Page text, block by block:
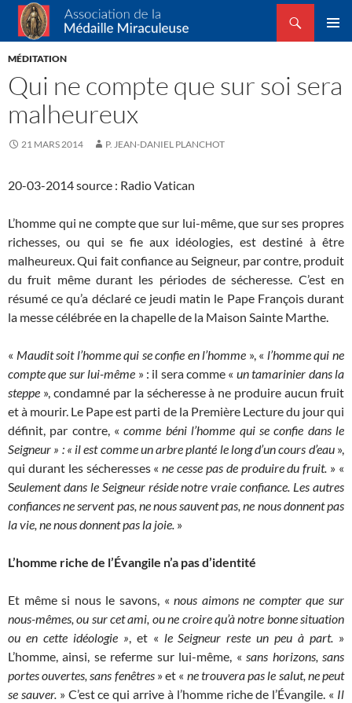
Association de la Médaille Miraculeuse
Recherche
ALLER
AU
MÉDITATION
Qui ne compte que sur soi sera
malheureux
21 MARS 2014 P. JEAN-DANIEL PLANCHOT
20-03-2014 source : Radio Vatican
L’homme qui ne compte que sur lui-même, que sur ses propres
richesses, ou qui se fie aux idéologies, est destiné à être
malheureux. Qui fait confiance au Seigneur, par contre, produit
du fruit même durant les périodes de sécheresse. C’est en
résumé ce qu’a déclaré ce jeudi matin le Pape François durant
la messe célébrée en la chapelle de la Maison Sainte Marthe.
« Maudit soit l’homme qui se confie en l’homme », « l’homme qui ne
compte que sur lui-même » : il sera comme « un tamarinier dans la
steppe », condamné par la sécheresse à ne produire aucun fruit
et à mourir. Le Pape est parti de la Première Lecture du jour qui
définit, par contre, «comme béni l’homme qui se confie dans le
Seigneur » : « il est comme un arbre planté le long d’un cours d’eau»,
qui durant les sécheresses «ne cesse pas de produire du fruit. » «
Seulement dans le Seigneur réside notre vraie confiance. Les autres
confiances ne servent pas, ne nous sauvent pas, ne nous donnent pas
la vie, ne nous donnent pas la joie. »
L’homme riche de l’Évangile n’a pas d’identité
Et même si nous le savons, «nous aimons ne compter que sur
nous-mêmes, ou sur cet ami, ou ne croire qu’à notre bonne situation
ou en cette idéologie », et « le Seigneur reste un peu à part. »
L’homme, ainsi, se referme sur lui-même, « sans horizons, sans
portes ouvertes, sans fenêtres » et « ne trouvera pas le salut, ne peut
se sauver. » C’est ce qui arrive à l’homme riche de l’Évangile. « Il